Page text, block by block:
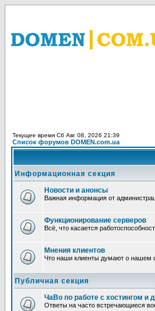
Текущее время Сб Авг 08, 2026 21:39
Список форумов DOMEN.com.ua
Информационная секция
Новости и анонсы
Важная информация от
Функционирование серверов
Всё, что касается
Мнения клиентов
Что наши клиенты думают о нашем
Публичная секция
ЧаВо по работе с хостингом и
Ответы на часто встречающиеся